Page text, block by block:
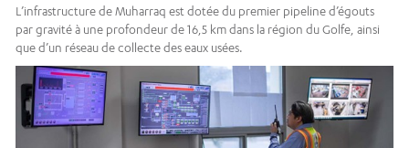
L’infrastructure de Muharraq est dotée du premier pipeline d’égouts
par gravité à une profondeur de 16,5 km dans la région du Golfe, ainsi
que d’un réseau de collecte des eaux usées.